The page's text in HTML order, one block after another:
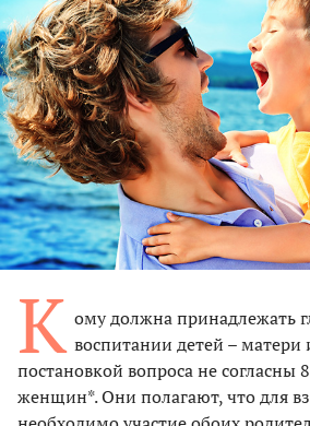
К ому должна принадлежать
воспитании детей – матери
постановкой вопроса не согласны
женщин*. Они полагают, что для